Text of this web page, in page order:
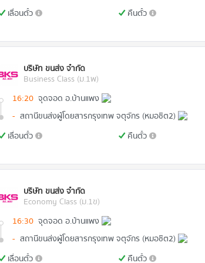
เลื่อนตั๋ว คืนตั๋ว
บริษัท ขนส่ง จำกัด
Business Class (ม.1พ)
16:20 จุดจอด อ.บ้านแพง
- สถานีขนส่งผู้โดยสารกรุงเทพ จตุจักร (หมอชิต2)
เลื่อนตั๋ว
คืนตั๋ว
บริษัท ขนส่ง จำกัด
Economy Class (ม.1ข)
16:30 จุดจอด อ.บ้านแพง
- สถานีขนส่งผู้โดยสารกรุงเทพ จตุจักร (หมอชิต2)
เลื่อนตั๋ว
คืนตั๋ว